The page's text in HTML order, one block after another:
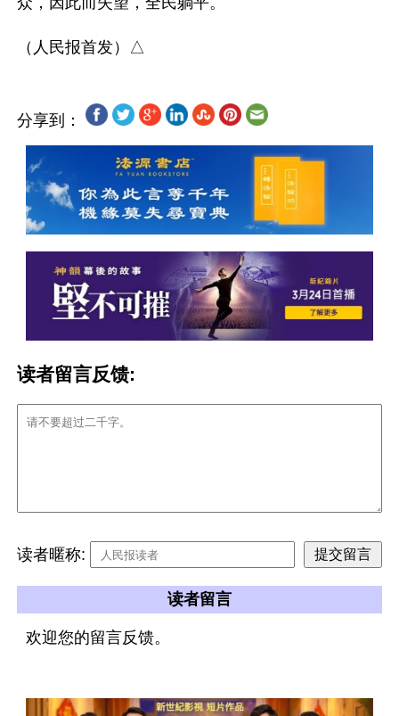
分享到：
读者留言反馈:
读者暱称:
读者留言
欢迎您的留言反馈。